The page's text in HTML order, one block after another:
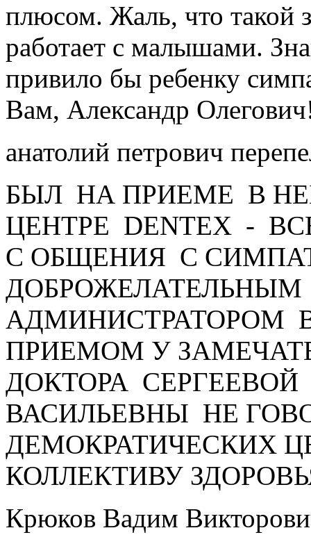
плюсом. Жаль, что такой
работает с малышами.
привило бы ребенку
Вам, Александр
анатолий петрович
БЫЛ НА ПРИЕМЕ В
ЦЕНТРЕ DENTEX -
С ОБЩЕНИЯ С
ДОБРОЖЕЛАТЕЛЬНЫМ
АДМИНИСТРАТОРОМ
ПРИЕМОМ У
ДОКТОРА
ВАСИЛЬЕВНЫ НЕ
ДЕМОКРАТИЧЕСКИХ
КОЛЛЕКТИВУ
Крюков Вадим